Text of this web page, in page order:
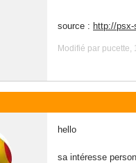
source : http://
Modifié par pucette,
hello
sa intéresse